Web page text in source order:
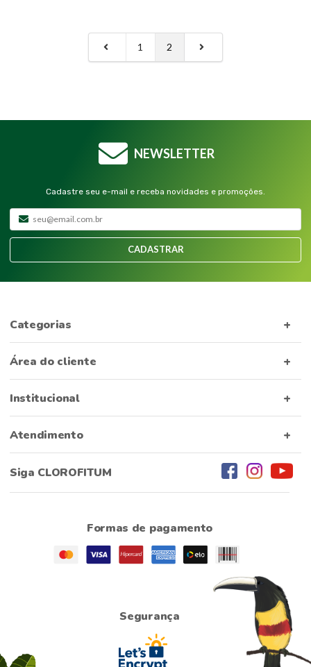
1 2
NEWSLETTER
Cadastre seu e-mail e receba novidades e promoções.
CADASTRAR
Categorias
Área do cliente
Institucional
Atendimento
Siga CLOROFITUM
Formas de pagamento
Segurança